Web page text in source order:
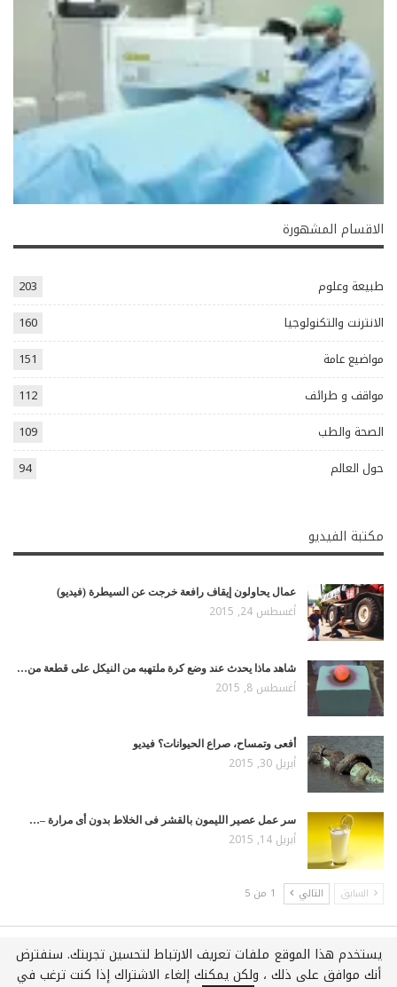
الاقسام المشهورة
طبيعة وعلوم
203
الانترنت والتكنولوجيا
160
مواضيع عامة
151
مواقف و طرائف
112
الصحة والطب
109
حول العالم
94
مكتبة الفيديو
عمال يحاولون إيقاف رافعة خرجت عن السيطرة (فيديو)
أغسطس 24, 2015
شاهد ماذا يحدث عند وضع كرة ملتهبه من النيكل على قطعة من…
أغسطس 8, 2015
أفعى وتمساح، صراع الحيوانات؟ فيديو
أبريل 30, 2015
سر عمل عصير الليمون بالقشر فى الخلاط بدون أى مرارة –…
أبريل 14, 2015
السابق التالي 1 من 5
جميع الحقوق محفوظة لـويكي عربي © 2021
يستخدم هذا الموقع ملفات تعريف الارتباط لتحسين تجربتك. سنفترض
أنك موافق على ذلك ، ولكن يمكنك إلغاء الاشتراك إذا كنت ترغب في